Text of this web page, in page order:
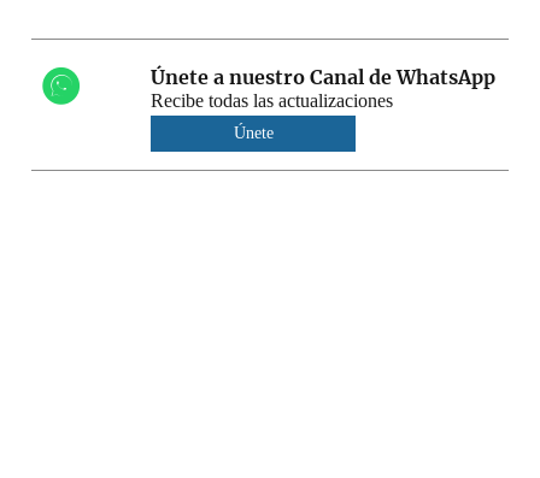
Únete a nuestro Canal de WhatsApp
Recibe todas las actualizaciones
Únete